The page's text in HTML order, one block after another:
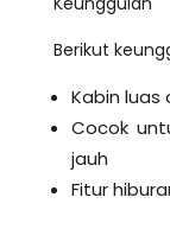
Berikut
Kabin luas
Cocok
jauh
Fitur